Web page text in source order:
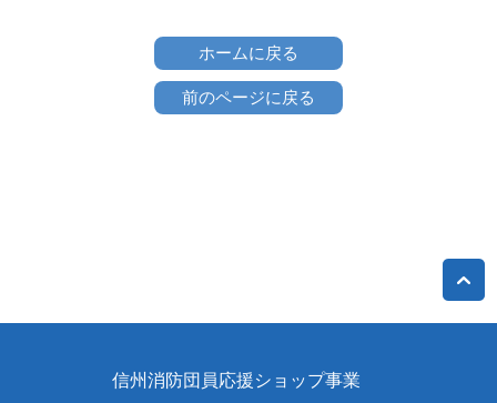
ホームに戻る
前のページに戻る
信州消防団員応援ショップ事業